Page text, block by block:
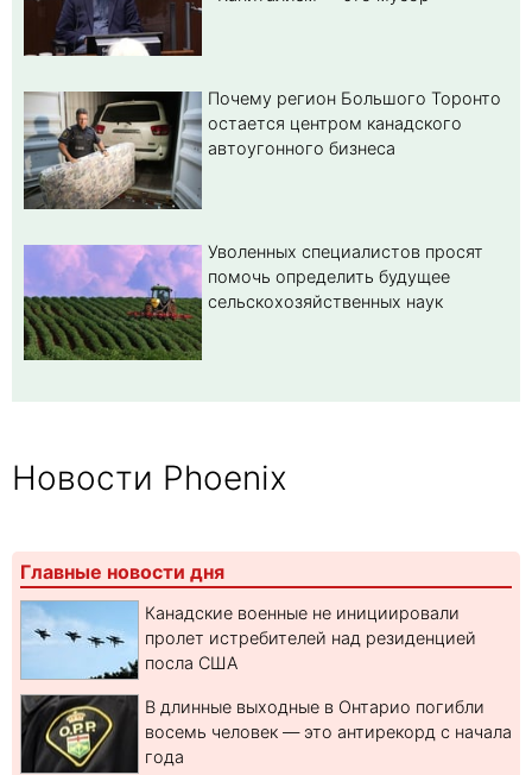
Почему регион Большого Торонто
остается центром канадского
автоугонного бизнеса
Уволенных специалистов просят
помочь определить будущее
сельскохозяйственных наук
Новости Phoenix
Главные новости дня
Канадские военные не инициировали
пролет истребителей над резиденцией
посла США
В длинные выходные в Онтарио погибли
восемь человек — это антирекорд с начала
года